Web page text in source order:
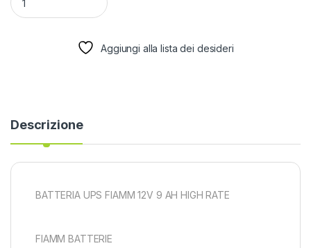
Aggiungi alla lista dei desideri
Descrizione
BATTERIA UPS FIAMM 12V 9 AH HIGH RATE
FIAMM BATTERIE